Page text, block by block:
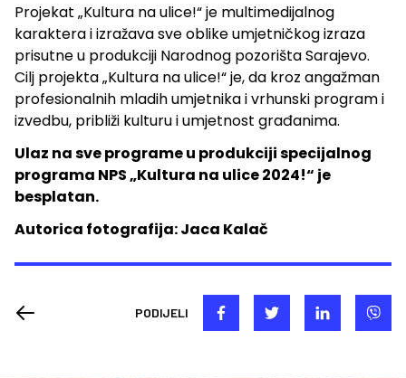
Projekat „Kultura na ulice!“ je multimedijalnog
karaktera i izražava sve oblike umjetničkog izraza
prisutne u produkciji Narodnog pozorišta Sarajevo.
Cilj projekta „Kultura na ulice!“ je, da kroz angažman
profesionalnih mladih umjetnika i vrhunski program i
izvedbu, približi kulturu i umjetnost građanima.
Ulaz na sve programe u produkciji specijalnog
programa NPS „Kultura na ulice 2024!“ je
besplatan.
Autorica fotografija: Jaca Kalač
PODIJELI